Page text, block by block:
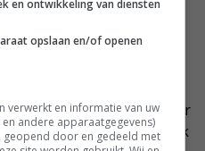
jaar nieuwe kleuren en
daar in de toekomst
om voorspellingen te
een voordeel dat we hier
mijn klanten gemakkelijk
en ontwikkeling van diensten
opslaan en/of openen
verwerkt en informatie van uw
andere apparaatgegevens)
door en gedeeld met